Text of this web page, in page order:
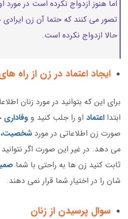
اما هنوز ازدواج نکرده است در
تصور می کنند که حتما آن زن ایرادی
حالا ازدواج نکرده است.
ایجاد اعتماد در زن از راه
برای این که بتوانید در مورد زنان
ابتدا اعتماد او را جلب کنید و وفاداری
صورت زن اطلاعاتی در مورد شخصیت،
می دهد. در غیر این صورت اگر نتوانید
ثابت کنید زن ها به راحتی با شما
شان را در اختیار شما قرار نمی دهند.
سوال پرسیدن از زنان